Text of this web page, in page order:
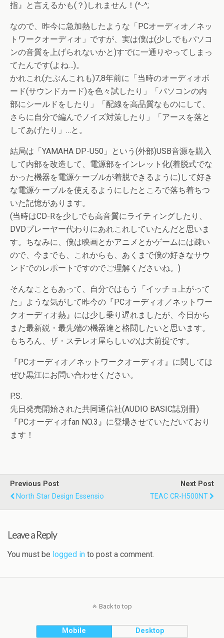
指』と言えるかも(？)しれません！(^-^;
なので、昨今に急加熱したような「PCオーディオ／ネッ
トワークオーディオ」ですが、実は僕は(少しでもパソコ
ンの音質を上げられないかと)すでに一通りやってしまっ
てたんです(よね…)。
かれこれ(たぶんこれも)7,8年前に「当時のオーディオボ
ード(サウンドカード)を色々試したり」「パソコンの内
部にシールドをしたり」「配線を高品質なものにして、
さらに自分で編んでノイズ対策したり」「アースを落と
してあげたり」…と。
結局は「YAMAHA DP-U50」という(外部)USB音源を購入
して内部を改造して、電源部をインレット化(着脱式でな
かった機器を電源ケーブルが着脱できるように)して好き
な電源ケーブルを使えるようにしたところで落ち着ちつ
いた記憶があります。
(当時はCD-Rを少しでも高音質にライティングしたり、
DVDプレーヤー代わりにあれこれしていたんだと思いま
す。ちなみに、僕は映画とかアニメとかゲームには疎い
ので、今までも、これからも、あくまで僕の好きなサウ
ンドでのレポートですのでご理解くださいね。)
そんなこともあって、自分ではもう「イッチョ上がって
た」ような気がして昨今の『PCオーディオ／ネットワー
クオーディオ熱』には少し乗り遅れましたが、今日から
また最新鋭・最先端の機器達と格闘したいと思います。
もちろん、ザ・ステレオ屋らしいのは大前提です。
『PCオーディオ／ネットワークオーディオ』に関しては
ぜひ黒江にお問い合わせください。
P.S.
先日発売開始された共同通信社(AUDIO BASIC誌別冊)
『PCオーディオfan NO.3』に登場させていただいており
ます！
Previous Post
North Star Design Essensio
Next Post
TEAC CR-H500NT
Leave a Reply
You must be logged in to post a comment.
Back to top
Mobile Desktop